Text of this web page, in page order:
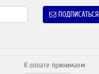
ПОДПИСАТЬСЯ
К оплате принимаем